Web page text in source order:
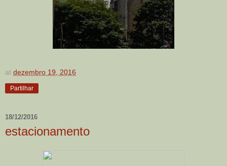
at dezembro 19, 2016
Partilhar
18/12/2016
estacionamento